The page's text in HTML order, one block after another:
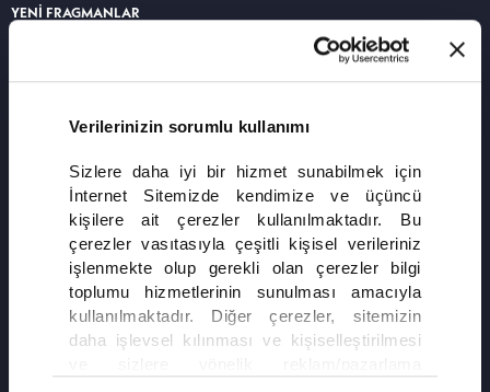
Verilerinizin sorumlu kullanımı
Sizlere daha iyi bir hizmet sunabilmek için
İnternet Sitemizde kendimize ve üçüncü
kişilere ait çerezler kullanılmaktadır. Bu
çerezler vasıtasıyla çeşitli kişisel verileriniz
işlenmekte olup gerekli olan çerezler bilgi
toplumu hizmetlerinin sunulması amacıyla
kullanılmaktadır. Diğer çerezler, sitemizin
daha işlevsel kılınması ve kişiselleştirilmesi
YENİ FRAGMANLAR
ALTI ÜSTÜ İSTANBUL
25. BÖLÜM